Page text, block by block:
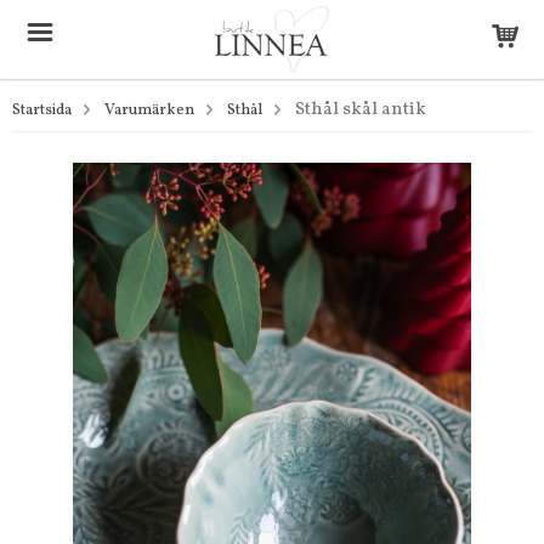
Startsida Varumärken Sthål Sthål skål antik